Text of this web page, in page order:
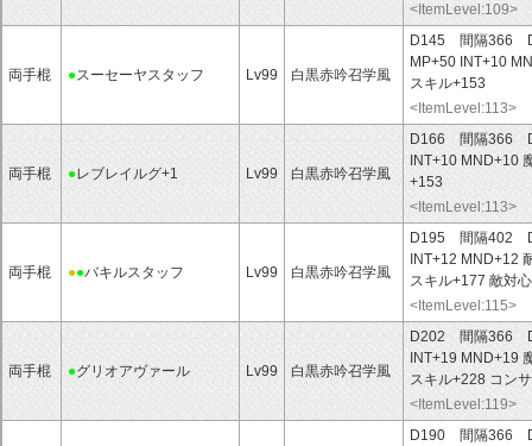
<ItemLevel:109>
両手棍 ●スーセーヤスタッフ Lv99 白黒赤吟召学風
D145 間隔366
MP+50 INT+10
スキル+153
<ItemLevel:113>
両手棍 ●レブレイルグ+1 Lv99 白黒赤吟召学風
D166 間隔366
INT+10 MND+10
+153
<ItemLevel:113>
両手棍 ●●バキルスタッフ Lv99 白黒赤吟召学風
D195 間隔402
INT+12 MND+12
スキル+177 敵対
<ItemLevel:115>
両手棍 ●グリオアヴァール Lv99 白黒赤吟召学風
D202 間隔366
INT+19 MND+19
スキル+228 コン
<ItemLevel:119>
D190 間隔366